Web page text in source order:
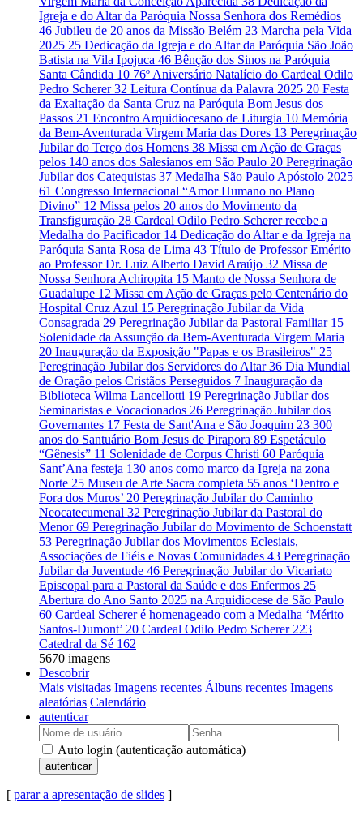
Igreja e do Altar da Paróquia Nossa Senhora dos Remédios
46 Jubileu de 20 anos da Missão Belém 23 Marcha pela Vida
2025 25 Dedicação da Igreja e do Altar da Paróquia São João
Batista na Vila Ipojuca 46 Bênção dos Sinos na Paróquia
Santa Cândida 10 76º Aniversário Natalício do Cardeal Odilo
Pedro Scherer32 Leitura Contínua da Palavra 2025 20 Festa
da Exaltação da Santa Cruz na Paróquia Bom Jesus dos
Passos 21 Encontro Arquidiocesano de Liturgia 10 Memória
da Bem-Aventurada Virgem Maria das Dores 13 Peregrinação
Jubilar do Terço dos Homens 38 Missa em Ação de Graças
pelos 140 anos dos Salesianos em São Paulo 20 Peregrinação
Jubilar dos Catequistas 37 Medalha São Paulo Apóstolo 2025
61 Congresso Internacional “Amor Humano no Plano
Divino” 12 Missa pelos 20 anos do Movimento da
Transfiguração 28 Cardeal Odilo Pedro Scherer recebe a
Medalha do Pacificador 14 Dedicação do Altar e da Igreja na
Paróquia Santa Rosa de Lima 43 Título de Professor Emérito
ao Professor Dr. Luiz Alberto David Araújo 32 Missa de
Nossa Senhora Achiropita 15 Manto de Nossa Senhora de
Guadalupe 12 Missa em Ação de Graças pelo Centenário do
Hospital Cruz Azul 15 Peregrinação Jubilar da Vida
Consagrada 29 Peregrinação Jubilar da Pastoral Familiar 15
Solenidade da Assunção da Bem-Aventurada Virgem Maria
20 Inauguração da Exposição "Papas e os Brasileiros" 25
Peregrinação Jubilar dos Servidores do Altar36 Dia Mundial
de Oração pelos Cristãos Perseguidos 7 Inauguração da
Biblioteca Wilma Lancellotti 19 Peregrinação Jubilar dos
Seminaristas e Vocacionados 26 Peregrinação Jubilar dos
Governantes 17 Festa de Sant'Ana e São Joaquim 23 300
anos do Santuário Bom Jesus de Pirapora 89 Espetáculo
“Gênesis” 11 Solenidade de Corpus Christi 60 Paróquia
Sant’Ana festeja 130 anos como marco da Igreja na zona
Norte 25 Museu de Arte Sacra completa 55 anos ‘Dentro e
Fora dos Muros’ 20 Peregrinação Jubilar do Caminho
Neocatecumenal 32 Peregrinação Jubilar da Pastoral do
Menor69 Peregrinação Jubilar do Movimento de Schoenstatt
53 Peregrinação Jubilar dos Movimentos Eclesiais,
Associações de Fiéis e Novas Comunidades 43 Peregrinação
Jubilar da Juventude 46 Peregrinação Jubilar do Vicariato
Episcopal para a Pastoral da Saúde e dos Enfermos 25
Abertura do Ano Santo 2025 na Arquidiocese de São Paulo
60 Cardeal Scherer é homenageado com a Medalha ‘Mérito
Santos-Dumont’ 20 Cardeal Odilo Pedro Scherer 223
Catedral da Sé 162
5670 imagens
Descobrir
Mais visitadas Imagens recentes Álbuns recentes Imagens
aleatórias Calendário
autenticar
Auto login (autenticação automática)
autenticar
[ parar a apresentação de slides ]